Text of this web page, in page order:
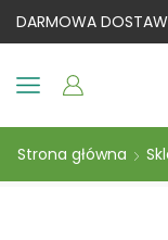
DARMOWA
Strona główna